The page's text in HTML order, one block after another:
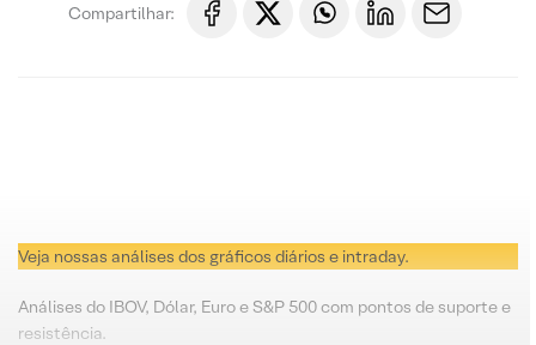
Compartilhar:
Veja nossas análises dos gráficos diários e intraday.
Análises do IBOV, Dólar, Euro e S&P 500 com pontos de suporte e
resistência.